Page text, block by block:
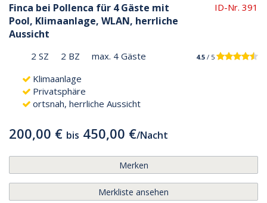
Finca bei Pollenca für 4 Gäste mit
Pool, Klimaanlage, WLAN, herrliche
Aussicht
ID-Nr. 391
2 SZ 2 BZ max. 4 Gäste 4.5 / 5
Klimaanlage
Privatsphäre
ortsnah, herrliche Aussicht
200,00 € bis 450,00 €/Nacht
Merken
Merkliste ansehen